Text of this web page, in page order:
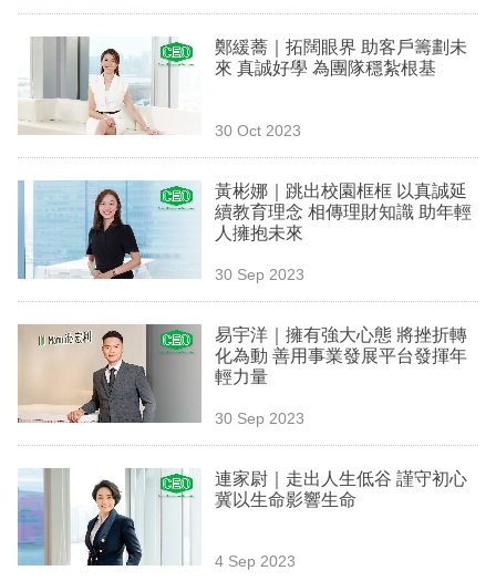
欄
訂
閱
區
鄭緩蕎｜拓闊眼界 助客戶籌劃未
來 真誠好學 為團隊穩紮根基
30 Oct 2023
黃彬娜｜跳出校園框框 以真誠延
續教育理念 相傳理財知識 助年輕
人擁抱未來
30 Sep 2023
易宇洋｜擁有強大心態 將挫折轉
化為動 善用事業發展平台發揮年
輕力量
30 Sep 2023
連家尉｜走出人生低谷 謹守初心
冀以生命影響生命
4 Sep 2023